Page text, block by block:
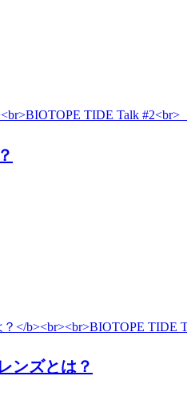
TIDE Talk
</b><br><br>BIOTOPE
ンズとは？